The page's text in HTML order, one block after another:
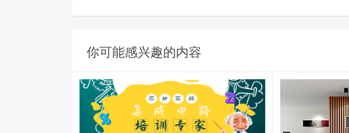
你可能感兴趣的内容